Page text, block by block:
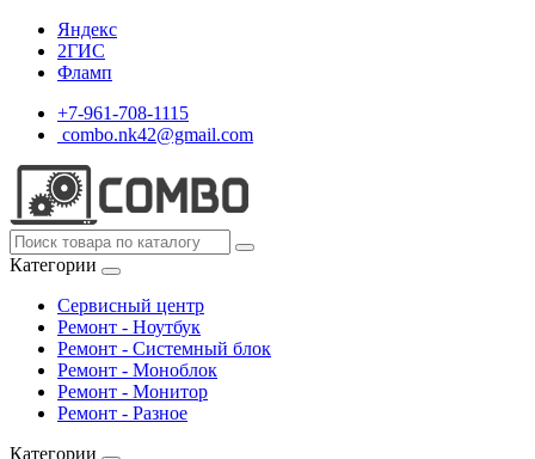
Яндекс
2ГИС
Фламп
+7-961-708-1115
combo.nk42@gmail.com
Категории
Сервисный центр
Ремонт - Ноутбук
Ремонт - Системный блок
Ремонт - Моноблок
Ремонт - Монитор
Ремонт - Разное
Категории